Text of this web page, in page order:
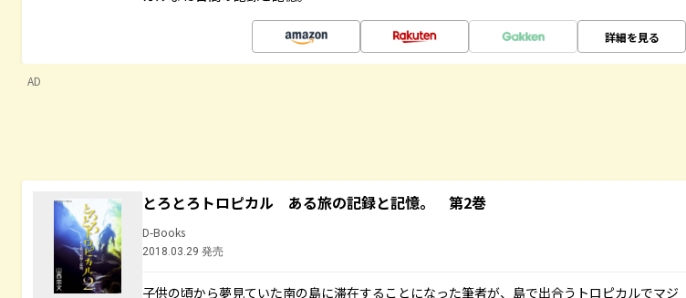
詳細を見る
AD
とろとろトロピカル ある旅の記録と記憶。 第2巻
D-Books
2018.03.29 発売
子供の頃から夢見ていた南の島に滞在することになった筆者が、島で出合うトロピカルでマジ